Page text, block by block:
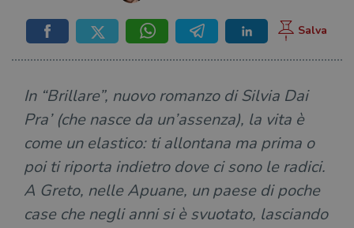
In “Brillare”, nuovo romanzo di Silvia Dai
Pra’ (che nasce da un’assenza), la vita è
come un elastico: ti allontana ma prima o
poi ti riporta indietro dove ci sono le radici.
A Greto, nelle Apuane, un paese di poche
case che negli anni si è svuotato, lasciando